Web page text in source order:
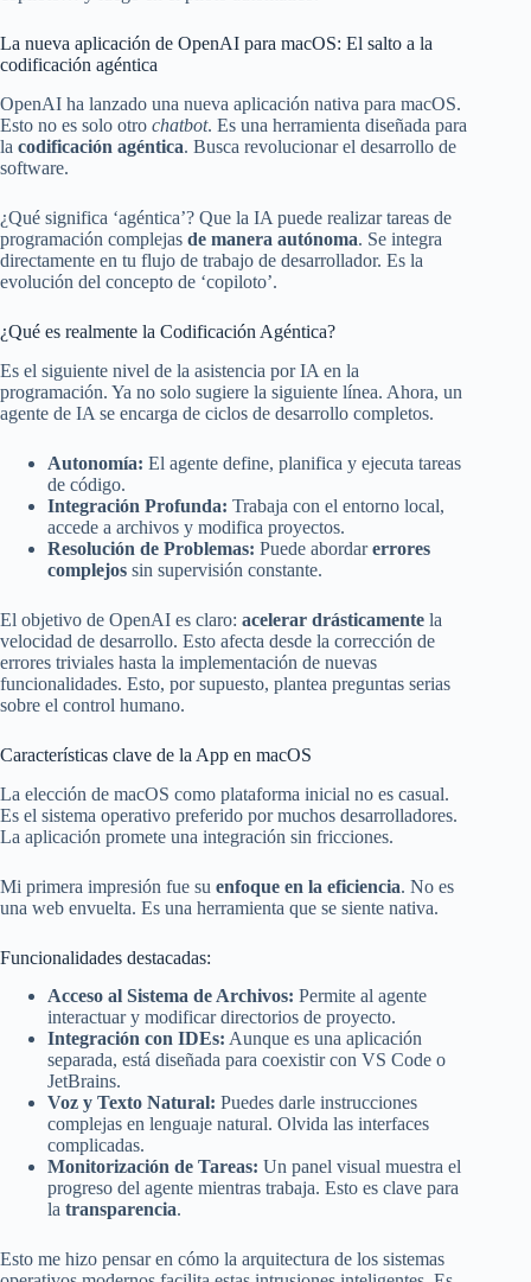
La nueva aplicación de OpenAI para macOS: El salto a la
codificación agéntica
OpenAI ha lanzado una nueva aplicación nativa para macOS.
Esto no es solo otro chatbot. Es una herramienta diseñada para
la codificación agéntica. Busca revolucionar el desarrollo de
software.
¿Qué significa ‘agéntica’? Que la IA puede realizar tareas de
programación complejas de manera autónoma. Se integra
directamente en tu flujo de trabajo de desarrollador. Es la
evolución del concepto de ‘copiloto’.
¿Qué es realmente la Codificación Agéntica?
Es el siguiente nivel de la asistencia por IA en la
programación. Ya no solo sugiere la siguiente línea. Ahora, un
agente de IA se encarga de ciclos de desarrollo completos.
Autonomía: El agente define, planifica y ejecuta tareas
de código.
Integración Profunda: Trabaja con el entorno local,
accede a archivos y modifica proyectos.
Resolución de Problemas: Puede abordarerrores
complejos sin supervisión constante.
El objetivo de OpenAI es claro: acelerar drásticamente la
velocidad de desarrollo. Esto afecta desde la corrección de
errores triviales hasta la implementación de nuevas
funcionalidades. Esto, por supuesto, plantea preguntas serias
sobre el control humano.
Características clave de la App en macOS
La elección de macOS como plataforma inicial no es casual.
Es el sistema operativo preferido por muchos desarrolladores.
La aplicación promete una integración sin fricciones.
Mi primera impresión fue su enfoque en la eficiencia. No es
una web envuelta. Es una herramienta que se siente nativa.
Funcionalidades destacadas:
Acceso al Sistema de Archivos: Permite al agente
interactuar y modificar directorios de proyecto.
Integración con IDEs: Aunque es una aplicación
separada, está diseñada para coexistir con VS Code o
JetBrains.
Voz y Texto Natural: Puedes darle instrucciones
complejas en lenguaje natural. Olvida las interfaces
complicadas.
Monitorización de Tareas: Un panel visual muestra el
progreso del agente mientras trabaja. Esto es clave para
la transparencia.
Esto me hizo pensar en cómo la arquitectura de los sistemas